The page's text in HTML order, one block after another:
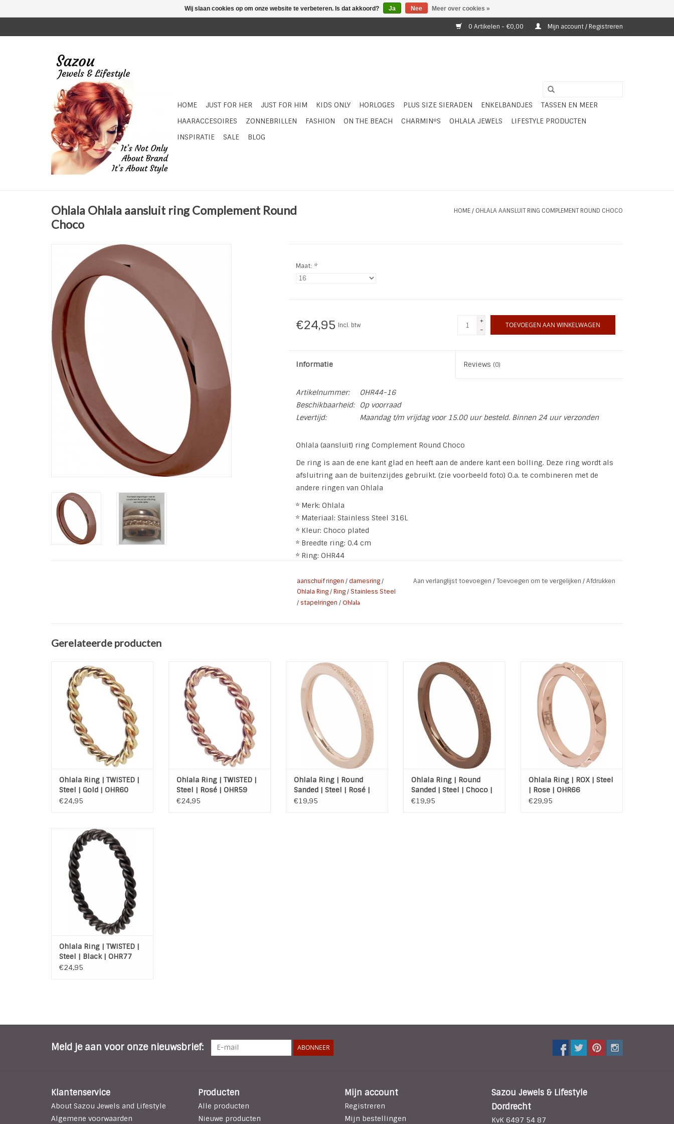
0 Artikelen - €0,00 Mijn account / Registreren
HOME JUST FOR HER JUST FOR HIM KIDS ONLY HORLOGES PLUS SIZE SIERADEN ENKELBANDJES
TASSEN EN MEER
HAARACCESOIRES
ZONNEBRILLEN FASHION ON THE BEACH CHARMIN*S OHLALA JEWELS
LIFESTYLE PRODUCTEN
INSPIRATIE
SALE BLOG
Ohlala Ohlala aansluit ring Complement Round
Choco
HOME/ OHLALA AANSLUIT RING COMPLEMENT ROUND CHOCO
Maat: *
€24,95 Incl. btw
+
-
TOEVOEGEN AAN WINKELWAGEN
Informatie Reviews (0)
Artikelnummer:
OHR44-16
Beschikbaarheid:
Op voorraad
Levertijd:
Maandag t/m vrijdag voor 15.00 uur besteld. Binnen 24 uur verzonden
Ohlala (aansluit) ring Complement Round Choco
De ring is aan de ene kant glad en heeft aan de andere kant een bolling. Deze ring wordt als
afsluitring aan de buitenzijdes gebruikt. (zie voorbeeld foto) O.a. te combineren met de
andere ringen van Ohlala
* Merk: Ohlala
* Materiaal: Stainless Steel 316L
* Kleur: Choco plated
* Breedte ring: 0.4 cm
* Ring: OHR44
aanschuif ringen / damesring/
Ohlala Ring/Ring/ Stainless Steel
/stapelringen / Ohlala
Aan verlanglijst toevoegen /Toevoegen om te vergelijken /Afdrukken
Gerelateerde producten
Stainless Steel 316L Ohlala
ring Twisted Gold plated
TOEVOEGEN AAN WINKELWAGEN
Ohlala Ring | TWISTED |
Steel | Gold | OHR60
€24,95
Ohlala ring Twisted Rosé Steel
TOEVOEGEN AAN WINKELWAGEN
Ohlala Ring | TWISTED |
Steel | Rosé | OHR59
€24,95
Ohlala stapel ring OHR36 Round
Sanded Rosé
TOEVOEGEN AAN WINKELWAGEN
Ohlala Ring | Round
Sanded | Steel | Rosé |
OHR36
€19,95
Ohlala aanschuifring of stapel
ring Round Sanded Choco
TOEVOEGEN AAN WINKELWAGEN
Ohlala Ring | Round
Sanded | Steel | Choco |
OHR46
€19,95
Ohlala Ring ROX Rose
Materiaal: Hoogwaardig
Edelstaal (316L) rose plated
TOEVOEGEN AAN WINKELWAGEN
Ohlala Ring | ROX | Steel
| Rose | OHR66
€29,95
Ohlala Ring TWISTED Black Steel
Materiaal: Hoogwaardig
Edelstaal (316L)
Kleur: Black plated
TOEVOEGEN AAN WINKELWAGEN
Ohlala Ring | TWISTED |
Steel | Black | OHR77
€24,95
Meld je aan voor onze nieuwsbrief: ABONNEER
Klantenservice
About Sazou Jewels and Lifestyle
Algemene voorwaarden
Producten
Alle producten
Nieuwe producten
Mijn account
Registreren
Mijn bestellingen
Sazou Jewels & Lifestyle
Dordrecht
KvK 6497 54 87
Wij slaan cookies op om onze website te verbeteren. Is dat akkoord? Ja Nee Meer over cookies »